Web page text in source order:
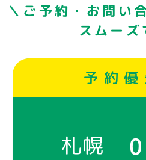
＼ご予約・お問い
スムーズ
予約優
札幌